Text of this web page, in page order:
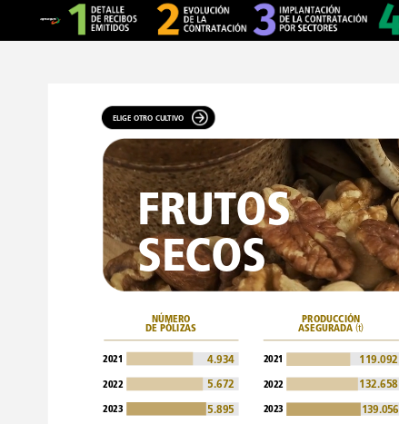
FRUTOS
SECOS
4.934
2021 119.092
2021
2022 5.672 2022 132.658
2023 5.895 2023 139.056
NÚMERO
DE PÓLIZAS
PRODUCCIÓN
ASEGURADA (t)
ELIGE OTRO CULTIVO